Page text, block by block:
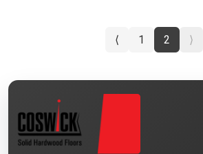
⟨ 1 2 ⟩